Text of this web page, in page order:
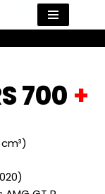
700 +